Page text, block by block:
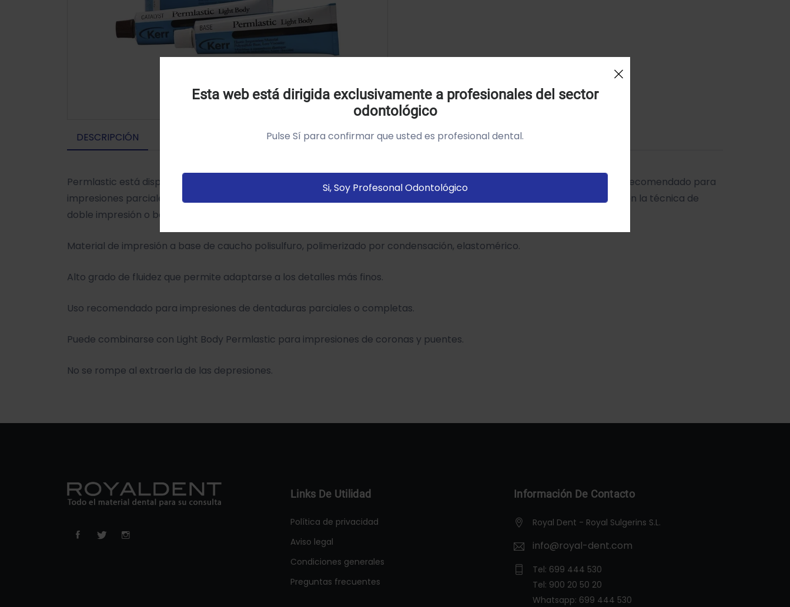
DESCRIPCIÓN
Permlastic está disponible en tres viscosidades. Light Body (fluido) es excelente para inlays y puentes. Regular Body está recomendado para
impresiones parciales y completas. La viscosidad densa del Heavy Body (pesada) es optima par la compresión del fluido en la técnica de
doble impresión o banda de cobre.
Material de impresión a base de caucho polisulfuro, polimerizado por condensación, elastomérico.
Alto grado de fluidez que permite adaptarse a los detalles más finos.
Uso recomendado para impresiones de dentaduras parciales o completas.
Puede combinarse con Light Body Permlastic para impresiones de coronas y puentes.
No se rompe al extraerla de las depresiones.
Links De Utilidad
Política de privacidad
Aviso legal
Condiciones generales
Preguntas frecuentes
Información De Contacto
Royal Dent - Royal Sulgerins S.L.
info@royal-dent.com
Tel: 699 444 530
Tel: 900 20 50 20
Whatsapp: 699 444 530
Utilizamos cookies própias y de terceros para analizar el
tus preferencias sobre la base de un perfil elaborado a
vistitadas).Política de cookies
Esta web está dirigida exclusivamente a profesionales del sector
odontológico
Pulse Sí para confirmar que usted es profesional dental.
Si, Soy Profesonal Odontológico